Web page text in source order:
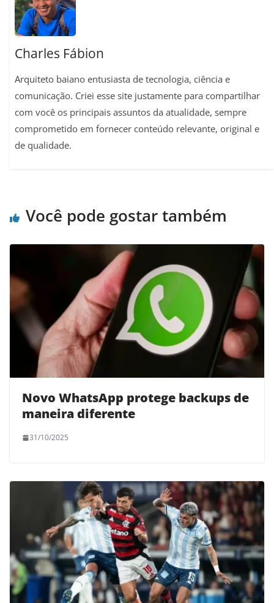
Charles Fábion
Arquiteto baiano entusiasta de tecnologia, ciência e
comunicação. Criei esse site justamente para compartilhar
com você os principais assuntos da atualidade, sempre
comprometido em fornecer conteúdo relevante, original e
de qualidade.
Você pode gostar também
Novo WhatsApp protege backups de
maneira diferente
31/10/2025